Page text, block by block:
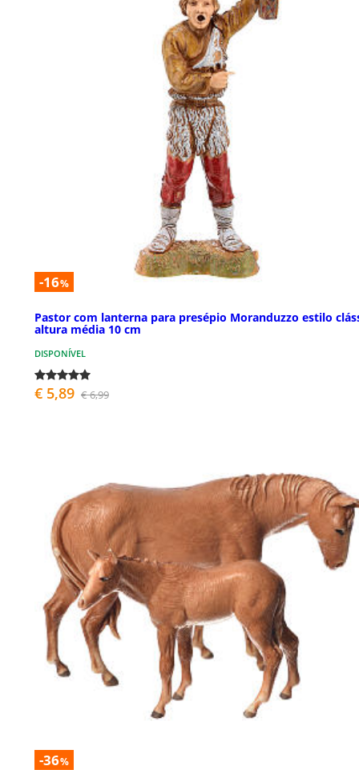
-16%
Pastor com lanterna para presépio Moranduzzo estilo
altura média 10 cm
DISPONÍVEL
€ 5,89 € 6,99
-36%